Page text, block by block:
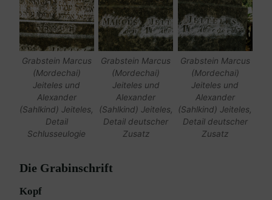
Grabstein Marcus
(Mordechai)
Jeiteles und
Alexander
(Sahlkind) Jeiteles,
Detail
Schlusseulogie
Grabstein Marcus
(Mordechai)
Jeiteles und
Alexander
(Sahlkind) Jeiteles,
Detail deutscher
Zusatz
Grabstein Marcus
(Mordechai)
Jeiteles und
Alexander
(Sahlkind) Jeiteles,
Detail deutscher
Zusatz
Die Grabinschrift
Kopf